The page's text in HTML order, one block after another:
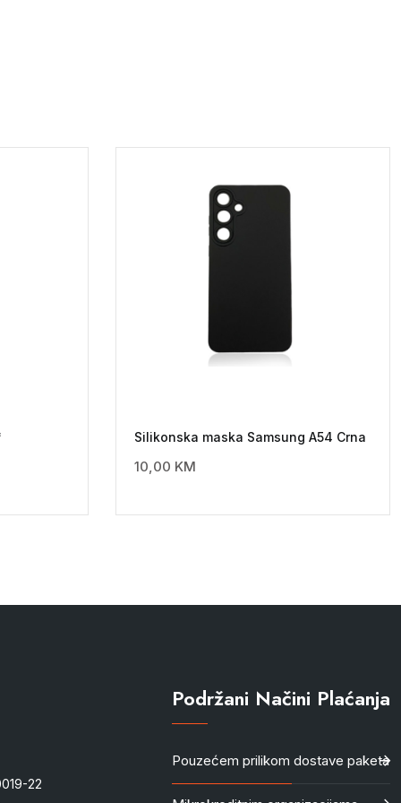
Silikonska maska Samsung A54 Crna
10,00 KM
22
Podržani Načini Plaćanja
Pouzećem prilikom dostave paketa